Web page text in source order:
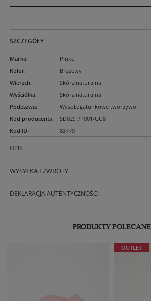
SZCZEGÓŁY
Marka:
Pinko
Kolor:
Brązowy
Wierzch:
Skóra naturalna
Wyściółka:
Skóra naturalna
Podeszwa:
Wysokogatunkowe tworzywo
Kod producenta:
SD0291/P001/GU8
Kod ID: 83779
OPIS
WYSYŁKA I ZWROTY
DEKLARACJA AUTENTYCZNOŚCI
PRODUKTY POLECANE
OUTLET